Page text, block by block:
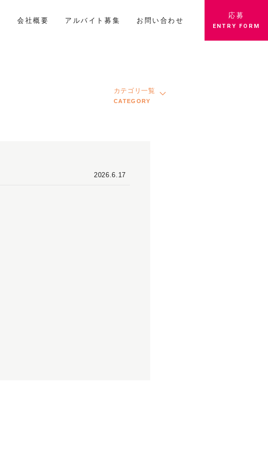
会社概要 アルバイト募集 お問い合わせ
応募
ENTRY FORM
カテゴリ一覧
CATEGORY
2026.6.17